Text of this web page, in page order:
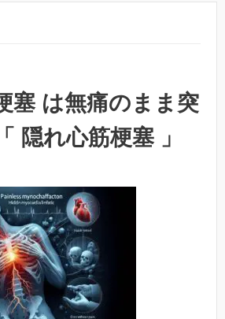
塞 は無痛のまま突
隠れ心筋梗塞 」